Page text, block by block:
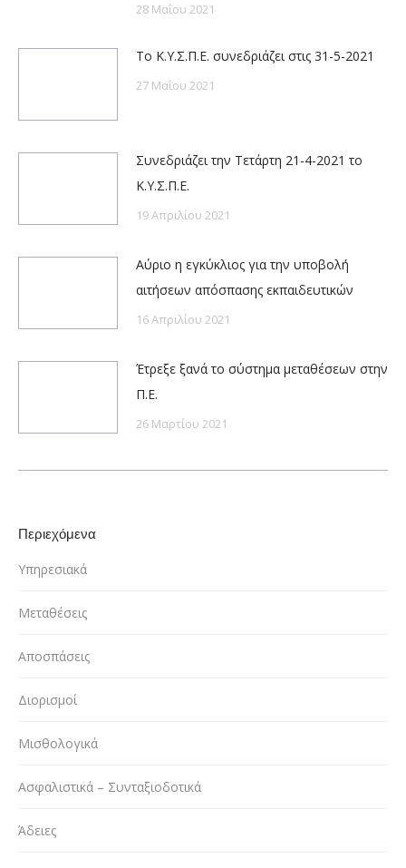
28 Μαΐου 2021
Το Κ.Υ.Σ.Π.Ε. συνεδριάζει στις 31-5-2021
27 Μαΐου 2021
Συνεδριάζει την Τετάρτη 21-4-2021 το
Κ.Υ.Σ.Π.Ε.
19 Απριλίου 2021
Αύριο η εγκύκλιος για την υποβολή
αιτήσεων απόσπασης εκπαιδευτικών
16 Απριλίου 2021
Έτρεξε ξανά το σύστημα μεταθέσεων στην
Π.Ε.
26 Μαρτίου 2021
Περιεχόμενα
Υπηρεσιακά
Μεταθέσεις
Αποσπάσεις
Διορισμοί
Μισθολογικά
Ασφαλιστικά – Συνταξιοδοτικά
Άδειες